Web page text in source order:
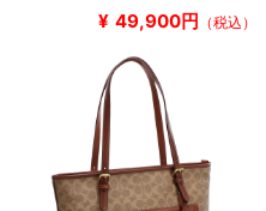
¥ 49,900円 （税込）